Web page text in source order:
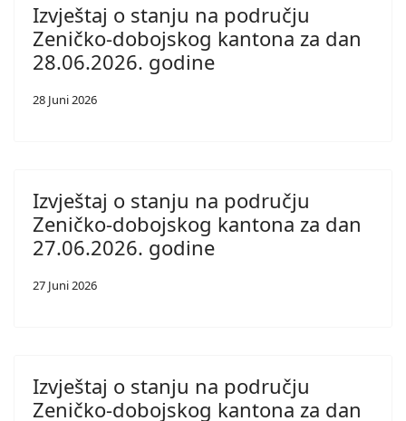
Izvještaj o stanju na području
Zeničko-dobojskog kantona za dan
28.06.2026. godine
28 Juni 2026
Izvještaj o stanju na području
Zeničko-dobojskog kantona za dan
27.06.2026. godine
27 Juni 2026
Izvještaj o stanju na području
Zeničko-dobojskog kantona za dan